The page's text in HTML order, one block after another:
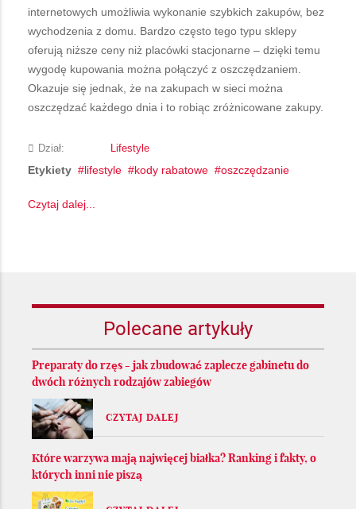
internetowych umożliwia wykonanie szybkich zakupów, bez
wychodzenia z domu. Bardzo często tego typu sklepy
oferują niższe ceny niż placówki stacjonarne – dzięki temu
wygodę kupowania można połączyć z oszczędzaniem.
Okazuje się jednak, że na zakupach w sieci można
oszczędzać każdego dnia i to robiąc zróżnicowane zakupy.
Dział: Lifestyle
Etykiety lifestyle kody rabatowe oszczędzanie
Czytaj dalej...
Polecane artykuły
Preparaty do rzęs - jak zbudować zaplecze gabinetu do
dwóch różnych rodzajów zabiegów
CZYTAJ DALEJ
Które warzywa mają najwięcej białka? Ranking i fakty, o
których inni nie piszą